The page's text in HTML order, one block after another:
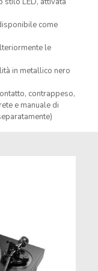
come
le
in metallico nero
contrappeso,
e manuale di